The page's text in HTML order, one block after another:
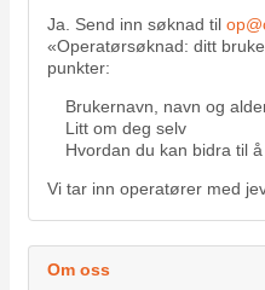
Ja. Send inn søknad til
«Operatørsøknad: ditt
punkter:
Brukernavn, navn og
Litt om deg selv
Hvordan du kan bidra til
Vi tar inn operatører med
Om oss